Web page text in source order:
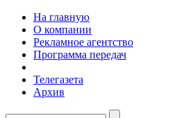
На главную
О компании
Рекламное агентство
Программа передач
Телегазета
Архив